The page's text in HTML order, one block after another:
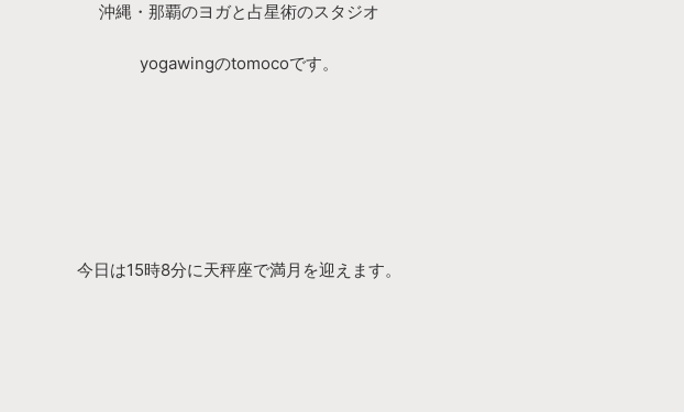
沖縄・那覇のヨガと占星術のスタジオ
yogawingのtomocoです。
今日は15時8分に天秤座で満月を迎えます。